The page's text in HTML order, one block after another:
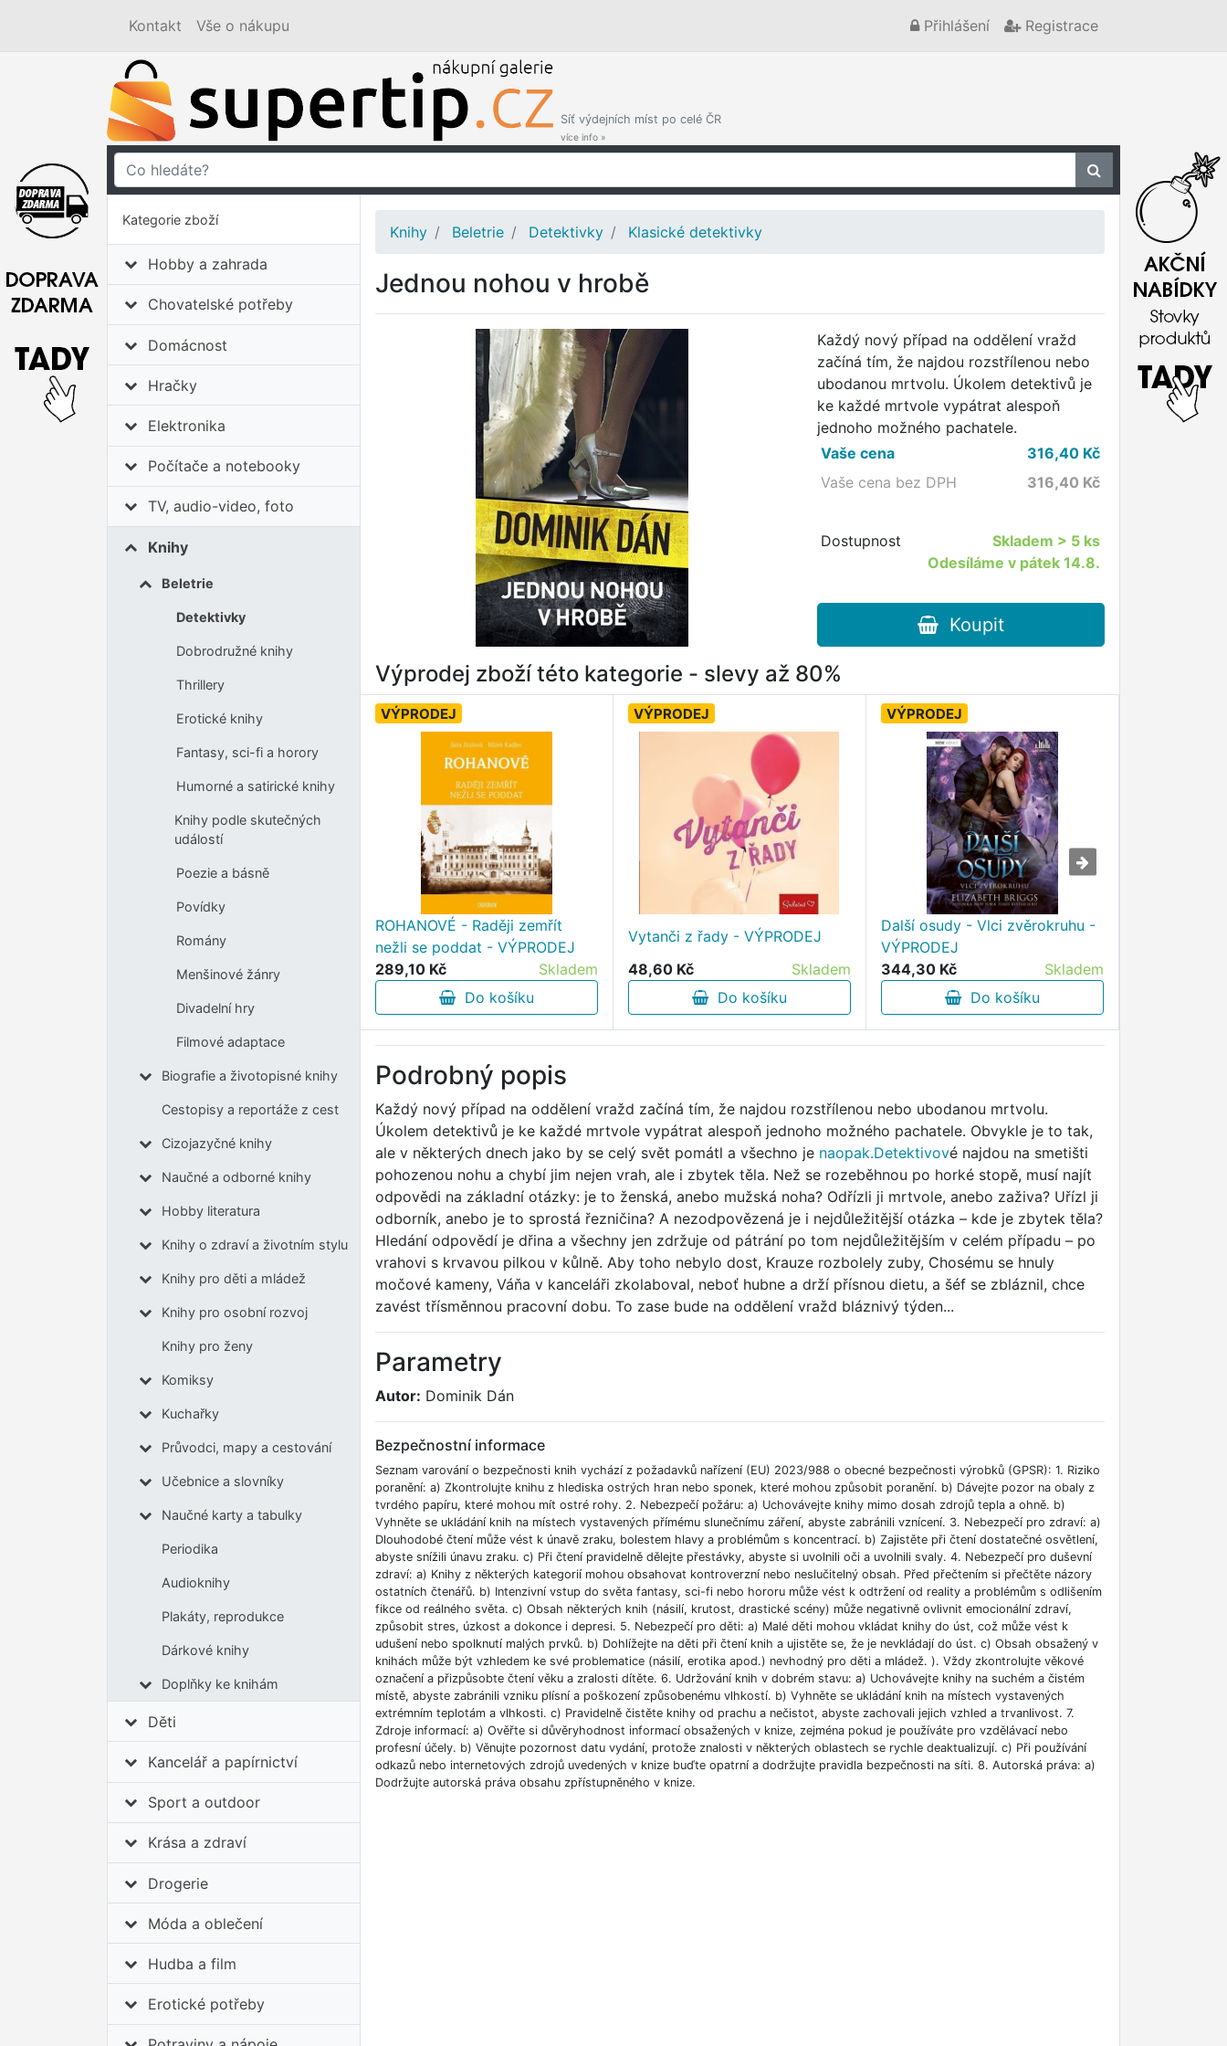
Kontakt Vše o nákupu Přihlášení Registrace
Síť výdejních míst po celé ČR
více info »
Kategorie zboží
Hobby a zahrada
Chovatelské potřeby
Domácnost
Hračky
Elektronika
Počítače a notebooky
TV, audio-video, foto
Knihy
Beletrie
Detektivky
Dobrodružné knihy
Thrillery
Erotické knihy
Fantasy, sci-fi a horory
Humorné a satirické knihy
Knihy podle skutečných
událostí
Poezie a básně
Povídky
Romány
Menšinové žánry
Divadelní hry
Filmové adaptace
Biografie a životopisné knihy
Cestopisy a reportáže z cest
Cizojazyčné knihy
Naučné a odborné knihy
Hobby literatura
Knihy o zdraví a životním stylu
Knihy pro děti a mládež
Knihy pro osobní rozvoj
Knihy pro ženy
Komiksy
Kuchařky
Průvodci, mapy a cestování
Učebnice a slovníky
Naučné karty a tabulky
Periodika
Audioknihy
Plakáty, reprodukce
Dárkové knihy
Doplňky ke knihám
Děti
Kancelář a papírnictví
Sport a outdoor
Krása a zdraví
Drogerie
Móda a oblečení
Hudba a film
Erotické potřeby
Knihy Beletrie Detektivky Klasické detektivky
Jednou nohou v hrobě
Každý nový případ na oddělení vražd
začíná tím, že najdou rozstřílenou nebo
ubodanou mrtvolu. Úkolem detektivů je
ke každé mrtvole vypátrat alespoň
jednoho možného pachatele.
Vaše cena
316,40Kč
Vaše cena bez DPH
316,40 Kč
Dostupnost Skladem > 5 ks
Odesíláme v pátek 14.8.
Koupit
Výprodej zboží této kategorie - slevy až 80%
VÝPRODEJ
ROHANOVÉ - Raději zemřít
nežli se poddat - VÝPRODEJ
289,10 Kč
Skladem
Do košíku
VÝPRODEJ
Vytanči z řady - VÝPRODEJ
48,60 Kč
Skladem
Do košíku
VÝPRODEJ
Další osudy - Vlci zvěrokruhu -
VÝPRODEJ
344,30 Kč
Skladem
Do košíku
Podrobný popis
Každý nový případ na oddělení vražd začíná tím, že najdou rozstřílenou nebo ubodanou mrtvolu.
Úkolem detektivů je ke každé mrtvole vypátrat alespoň jednoho možného pachatele. Obvykle je to tak,
ale v některých dnech jako by se celý svět pomátl a všechno je naopak.Detektivové najdou na smetišti
pohozenou nohu a chybí jim nejen vrah, ale i zbytek těla. Než se rozeběhnou po horké stopě, musí najít
odpovědi na základní otázky: je to ženská, anebo mužská noha? Odřízli ji mrtvole, anebo zaživa? Uřízl ji
odborník, anebo je to sprostá řezničina? A nezodpovězená je i nejdůležitější otázka – kde je zbytek těla?
Hledání odpovědí je dřina a všechny jen zdržuje od pátrání po tom nejdůležitějším v celém případu – po
vrahovi s krvavou pilkou v kůlně. Aby toho nebylo dost, Krauze rozbolely zuby, Chosému se hnuly
močové kameny, Váňa v kanceláři zkolaboval, neboť hubne a drží přísnou dietu, a šéf se zbláznil, chce
zavést třísměnnou pracovní dobu. To zase bude na oddělení vražd bláznivý týden...
Parametry
Autor: Dominik Dán
Bezpečnostní informace
Seznam varování o bezpečnosti knih vychází z požadavků nařízení (EU) 2023/988 o obecné bezpečnosti výrobků (GPSR): 1. Riziko
poranění: a) Zkontrolujte knihu z hlediska ostrých hran nebo sponek, které mohou způsobit poranění. b) Dávejte pozor na obaly z
tvrdého papíru, které mohou mít ostré rohy. 2. Nebezpečí požáru: a) Uchovávejte knihy mimo dosah zdrojů tepla a ohně. b)
Vyhněte se ukládání knih na místech vystavených přímému slunečnímu záření, abyste zabránili vznícení. 3. Nebezpečí pro zdraví: a)
Dlouhodobé čtení může vést k únavě zraku, bolestem hlavy a problémům s koncentrací. b) Zajistěte při čtení dostatečné osvětlení,
abyste snížili únavu zraku. c) Při čtení pravidelně dělejte přestávky, abyste si uvolnili oči a uvolnili svaly. 4. Nebezpečí pro duševní
zdraví: a) Knihy z některých kategorií mohou obsahovat kontroverzní nebo neslučitelný obsah. Před přečtením si přečtěte názory
ostatních čtenářů. b) Intenzivní vstup do světa fantasy, sci-fi nebo hororu může vést k odtržení od reality a problémům s odlišením
fikce od reálného světa. c) Obsah některých knih (násilí, krutost, drastické scény) může negativně ovlivnit emocionální zdraví,
způsobit stres, úzkost a dokonce i depresi. 5. Nebezpečí pro děti: a) Malé děti mohou vkládat knihy do úst, což může vést k
udušení nebo spolknutí malých prvků. b) Dohlížejte na děti při čtení knih a ujistěte se, že je nevkládají do úst. c) Obsah obsažený v
knihách může být vzhledem ke své problematice (násilí, erotika apod.) nevhodný pro děti a mládež. ). Vždy zkontrolujte věkové
označení a přizpůsobte čtení věku a zralosti dítěte. 6. Udržování knih v dobrém stavu: a) Uchovávejte knihy na suchém a čistém
místě, abyste zabránili vzniku plísní a poškození způsobenému vlhkostí. b) Vyhněte se ukládání knih na místech vystavených
extrémním teplotám a vlhkosti. c) Pravidelně čistěte knihy od prachu a nečistot, abyste zachovali jejich vzhled a trvanlivost. 7.
Zdroje informací: a) Ověřte si důvěryhodnost informací obsažených v knize, zejména pokud je používáte pro vzdělávací nebo
profesní účely. b) Věnujte pozornost datu vydání, protože znalosti v některých oblastech se rychle deaktualizují. c) Při používání
odkazů nebo internetových zdrojů uvedených v knize buďte opatrní a dodržujte pravidla bezpečnosti na síti. 8. Autorská práva: a)
Dodržujte autorská práva obsahu zpřístupněného v knize.